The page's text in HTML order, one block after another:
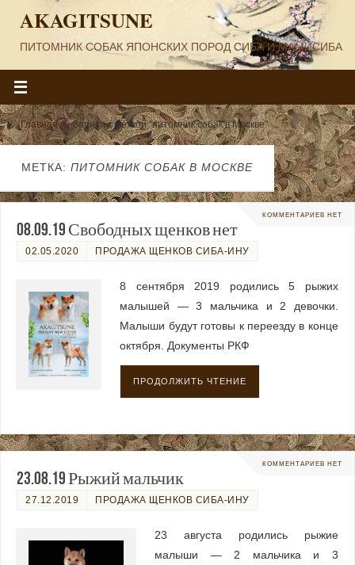
AKAGITSUNE
ПИТОМНИК СОБАК ЯПОНСКИХ ПОРОД СИБА И МАМИСИБА
Главная »Записи с меткой "питомник собак в Москве"
МЕТКА: ПИТОМНИК СОБАК В МОСКВЕ
КОММЕНТАРИЕВ НЕТ
08.09.19 Свободных щенков нет
02.05.2020 ПРОДАЖА ЩЕНКОВ СИБА-ИНУ
8 сентября 2019 родились 5 рыжих
малышей — 3 мальчика и 2 девочки.
Малыши будут готовы к переезду в конце
октября. Документы РКФ
ПРОДОЛЖИТЬ ЧТЕНИЕ
КОММЕНТАРИЕВ НЕТ
23.08.19 Рыжий мальчик
27.12.2019 ПРОДАЖА ЩЕНКОВ СИБА-ИНУ
23 августа родились рыжие
малыши — 2 мальчика и 3